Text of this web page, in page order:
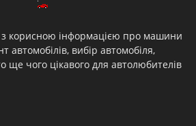
з корисною інформацією про машини
автомобілів, вибір автомобіля,
ще чого цікавого для автолюбителів